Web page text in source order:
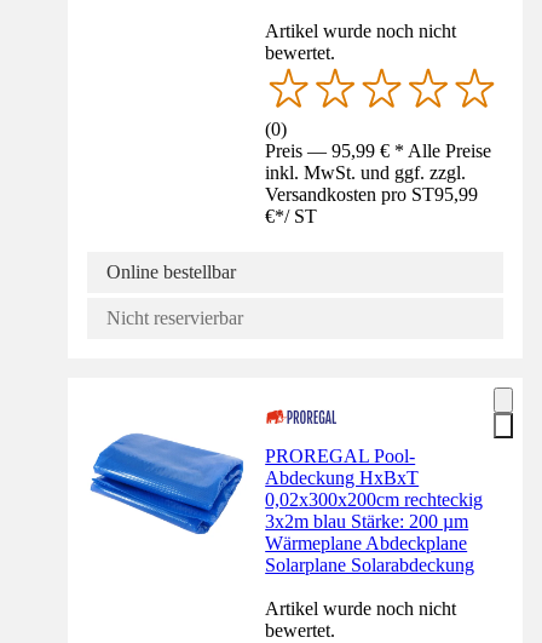
Artikel wurde noch nicht
bewertet.
(0)
Preis — 95,99 € * Alle Preise
inkl. MwSt. und ggf. zzgl.
Versandkosten pro ST95,99
€*/ ST
Online bestellbar
Nicht reservierbar
PROREGAL Pool-
Abdeckung HxBxT
0,02x300x200cm rechteckig
3x2m blau Stärke: 200 µm
Wärmeplane Abdeckplane
Solarplane Solarabdeckung
Artikel wurde noch nicht
bewertet.